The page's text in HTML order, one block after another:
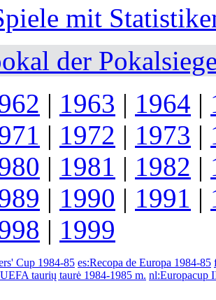
mit
der
| 1963 | 1964 |
| 1972 | 1973 |
| 1981 | 1982 |
| 1990 | 1991 |
| 1999
Cup 1984-85 es:Recopa de Europa 1984-85
taurių taurė 1984-1985 m. nl:Europacup